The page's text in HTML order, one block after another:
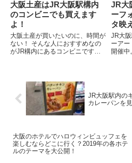
大阪土産はJR大阪駅構内
のコンビニでも買えます
よ！
大阪土産が買いたいのに、時間が
ない！ そんな人におすすめなの
がJR構内にあるコンビニです。
ことになったなどの中途な時間で
もちょっと寄って行ってチェッ...
JR大
ーフ
タ映
おう
JR大
ーアー
開催中
んな都
ト...
JR大阪駅内の
カレーパンを
大阪のホテルでハロウィンビュッフェを
楽しむならどこに行く？2019年の各ホテ
ルのテーマを大公開！